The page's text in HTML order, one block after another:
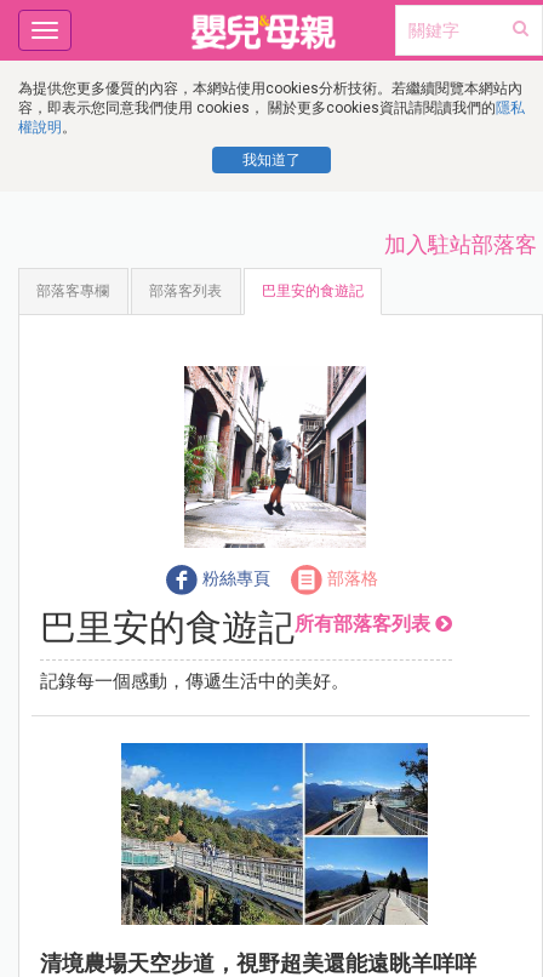
為提供您更多優質的內容，本網站使用cookies分析技術。若繼續閱覽本網站內
容，即表示您同意我們使用 cookies， 關於更多cookies資訊請閱讀我們的隱私
權說明 。
我知道了
Toggle
navigation
加入駐站部落客
部落客專欄 部落客列表 巴里安的食遊記
粉絲專頁 部落格
巴里安的食遊記所有部落客列表
記錄每一個感動，傳遞生活中的美好。
清境農場天空步道，視野超美還能遠眺羊咩咩